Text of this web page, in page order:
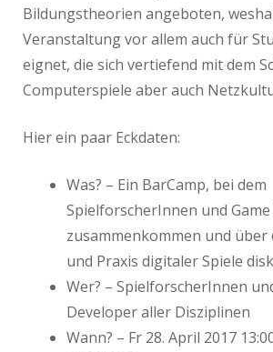
Bildungstheorien angeboten,
Veranstaltung vor allem auch für
eignet, die sich vertiefend mit dem
Computerspiele aber auch
Hier ein paar Eckdaten:
Was? – Ein BarCamp, bei dem
SpielforscherInnen und
zusammenkommen und
und Praxis digitaler Spiele
Wer? – SpielforscherInnen
Developer aller Disziplinen
Wann? – Fr 28. April 2017